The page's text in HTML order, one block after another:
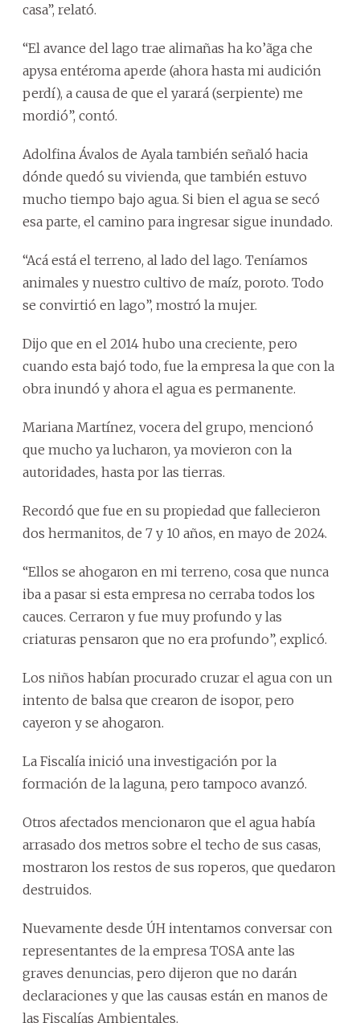
casa”, relató.
“El avance del lago trae alimañas ha ko’ãga che
apysa entéroma aperde (ahora hasta mi audición
perdí), a causa de que el yarará (serpiente) me
mordió”, contó.
Adolfina Ávalos de Ayala también señaló hacia
dónde quedó su vivienda, que también estuvo
mucho tiempo bajo agua. Si bien el agua se secó
esa parte, el camino para ingresar sigue inundado.
“Acá está el terreno, al lado del lago. Teníamos
animales y nuestro cultivo de maíz, poroto. Todo
se convirtió en lago”, mostró la mujer.
Dijo que en el 2014 hubo una creciente, pero
cuando esta bajó todo, fue la empresa la que con la
obra inundó y ahora el agua es permanente.
Mariana Martínez, vocera del grupo, mencionó
que mucho ya lucharon, ya movieron con la
autoridades, hasta por las tierras.
Recordó que fue en su propiedad que fallecieron
dos hermanitos, de 7 y 10 años, en mayo de 2024.
“Ellos se ahogaron en mi terreno, cosa que nunca
iba a pasar si esta empresa no cerraba todos los
cauces. Cerraron y fue muy profundo y las
criaturas pensaron que no era profundo”, explicó.
Los niños habían procurado cruzar el agua con un
intento de balsa que crearon de isopor, pero
cayeron y se ahogaron.
La Fiscalía inició una investigación por la
formación de la laguna, pero tampoco avanzó.
Otros afectados mencionaron que el agua había
arrasado dos metros sobre el techo de sus casas,
mostraron los restos de sus roperos, que quedaron
destruidos.
Nuevamente desde ÚH intentamos conversar con
representantes de la empresa TOSA ante las
graves denuncias, pero dijeron que no darán
declaraciones y que las causas están en manos de
las Fiscalías Ambientales.